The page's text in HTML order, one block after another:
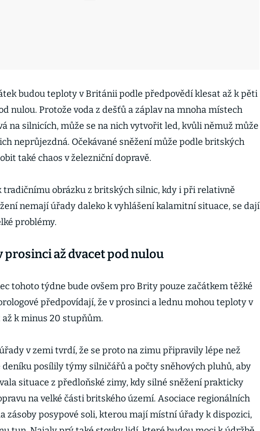
budou teploty v Británii podle předpovědí klesat až k pěti
nulou. Protože voda z dešťů a záplav na mnoha místech
na silnicích, může se na nich vytvořit led, kvůli němuž může
neprůjezdná. Očekávané sněžení může podle britských
také chaos v železniční dopravě.
tradičnímu obrázku z britských silnic, kdy i při relativně
nemají úřady daleko k vyhlášení kalamitní situace, se dají
problémy.
prosinci až dvacet pod nulou
tohoto týdne bude ovšem pro Brity pouze začátkem těžké
předpovídají, že v prosinci a lednu mohou teploty v
k minus 20 stupňům.
v zemi tvrdí, že se proto na zimu připravily lépe než
deníku posílily týmy silničářů a počty sněhových pluhů, aby
situace z předloňské zimy, kdy silné sněžení prakticky
na velké části britského území. Asociace regionálních
zásoby posypové soli, kterou mají místní úřady k dispozici,